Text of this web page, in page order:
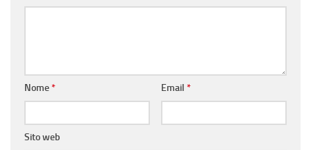
Nome* Email *
Sito web